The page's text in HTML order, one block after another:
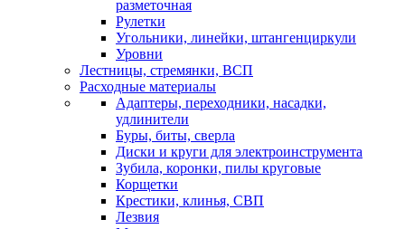
разметочная
Рулетки
Угольники, линейки, штангенциркули
Уровни
Лестницы, стремянки, ВСП
Расходные материалы
Адаптеры, переходники, насадки,
удлинители
Буры, биты, сверла
Диски и круги для электроинструмента
Зубила, коронки, пилы круговые
Корщетки
Крестики, клинья, СВП
Лезвия